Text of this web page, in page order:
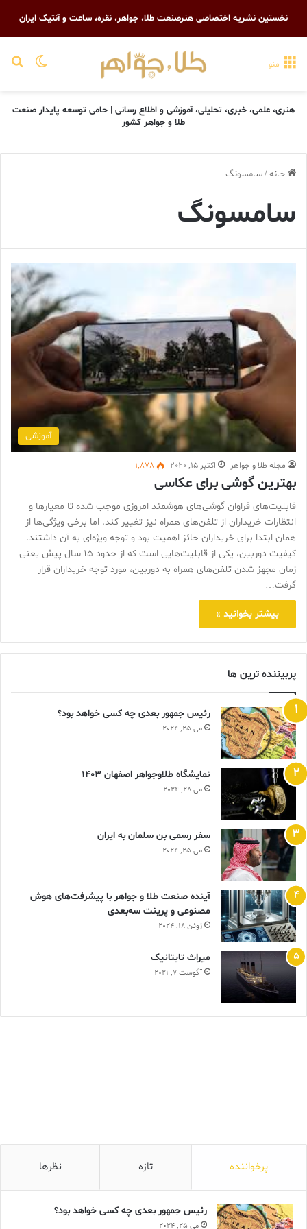
نخستین نشریه اختصاصی هنرصنعت طلا، جواهر، نقره، ساعت و آنتیک ایران
تغییر منو
هنری، علمی، خبری، تحلیلی، آموزشی و اطلاع رسانی | حامی توسعه پایدار صنعت
طلا و جواهر کشور
خانه/سامسونگ
سامسونگ
آموزشی
مجله طلا و جواهر اکتبر 15, 2020 1,878
بهترین گوشی برای عکاسی
قابلیت‌های فراوان گوشی‌های هوشمند امروزی موجب شده تا معیارها و
انتظارات خریداران از تلفن‌های همراه نیز تغییر کند. اما برخی ویژگی‌ها از
همان ابتدا برای خریداران حائز اهمیت بود و توجه ویژه‌ای به آن داشتند.
کیفیت دوربین، یکی از قابلیت‌هایی است که از حدود 15 سال پیش یعنی
زمان مجهز شدن تلفن‌های همراه به دوربین، مورد توجه خریداران قرار
گرفت…
بیشتر بخوانید »
پربیننده ترین ها
رئیس جمهور بعدی چه کسی خواهد بود؟
می 25, 2024
نمایشگاه طلاوجواهر اصفهان 1403
می 28, 2024
سفر رسمی بن سلمان به ایران
می 25, 2024
آینده صنعت طلا و جواهر با پیشرفت‌های هوش
مصنوعی و پرینت سه‌بعدی
ژوئن 18, 2024
ميراث تايتانيک
آگوست 7, 2021
پرخواننده تازه نظرها
رئیس جمهور بعدی چه کسی خواهد بود؟
می 25, 2024